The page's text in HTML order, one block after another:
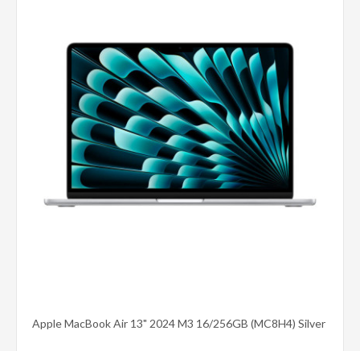
Adaugă la comparare
Add to wishlist
Apple MacBook Air 13" 2024 M3 16/256GB (MC8H4) Silver